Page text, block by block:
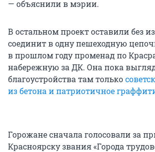
— объяснили в мэрии.
В остальном проект оставили без
соединит в одну пешеходную
в прошлом году променад по
набережную за ДК. Она пока
благоустройства там только
из бетона и патриотичное
Горожане сначала голосовали за
Красноярску звания «Города